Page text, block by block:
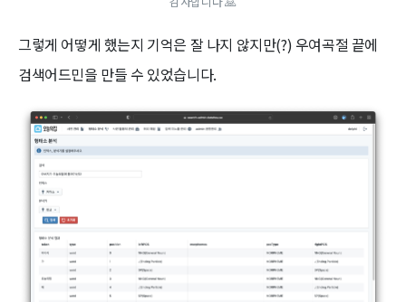
그렇게 어떻게 했는지 기억은 잘 나지 않지만(?) 우여곡절 끝에
검색어드민을 만들 수 있었습니다.